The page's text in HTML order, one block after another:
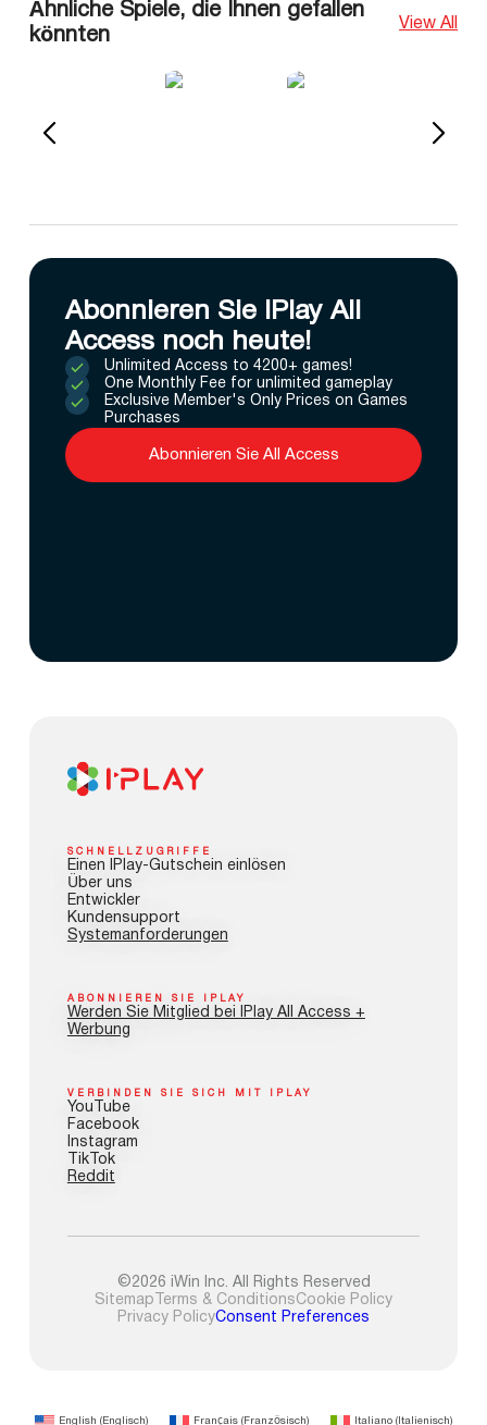
Ähnliche Spiele, die Ihnen gefallen
könnten
View All
Abonnieren Sie IPlay All
Access noch heute!
Unlimited Access to 4200+ games!
One Monthly Fee for unlimited gameplay
Exclusive Member's Only Prices on Games
Purchases
Abonnieren Sie All Access
SCHNELLZUGRIFFE
Einen IPlay-Gutschein einlösen
Über uns
Entwickler
Kundensupport
Systemanforderungen
ABONNIEREN SIE IPLAY
Werden Sie Mitglied bei IPlay All Access +
Werbung
VERBINDEN SIE SICH MIT IPLAY
YouTube
Facebook
Instagram
TikTok
Reddit
©2026 iWin Inc. All Rights Reserved
Sitemap Terms & ConditionsCookie Policy
Privacy PolicyConsent Preferences
English ( Englisch) Français ( Französisch) Italiano ( Italienisch)